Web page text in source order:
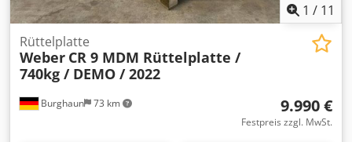
1 / 11
Burghaun 73 km
Rüttelplatte
Weber CR 9 MDM Rüttelplatte /
740kg / DEMO / 2022
9.990 €
Festpreis zzgl. MwSt.